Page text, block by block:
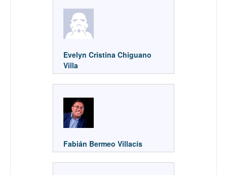
Evelyn Cristina Chiguano
Villa
Fabián Bermeo Villacís